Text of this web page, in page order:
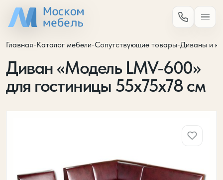
Главная-Каталог мебели-Сопутствующие товары-Диваны и
Диван «Модель LMV-600»
для гостиницы 55х75х78 см